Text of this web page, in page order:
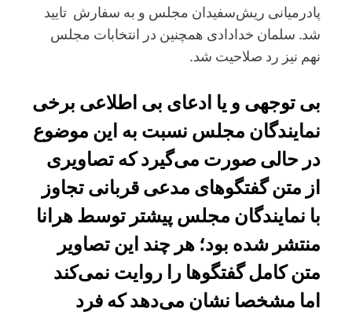
پادرمیانی ریش‌سفیدان مجلس و به سفارش تایید
شد. سلمان خدادادی همچنین در انتخابات مجلس
نهم نیز رد صلاحیت شد.
بی توجهی و یا ادعای بی اطلاعی برخی
نمایندگان مجلس نسبت به این موضوع
در حالی صورت می‌گیرد که تصاویری
از متن گفتگوهای مدعی قربانی تجاوز
با نمایندگان مجلس پیشتر توسط هرانا
منتشر شده بود؛ هر چند این تصاویر
متن کامل گفتگوها را روایت نمی‌کند
اما مشخصا نشان می‌دهد که فرد